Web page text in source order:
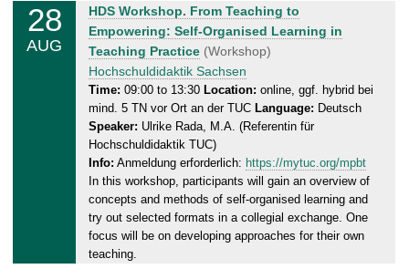
0
8
.
2
2
6
28
AUG
F
r
i
d
a
y
,
2
8
0
8
.
HDS Workshop. From Teaching to
Empowering: Self-Organised Learning in
Teaching Practice (Workshop)
Hochschuldidaktik Sachsen
Time: 09:00 to 13:30 Location: online, ggf. hybrid bei
mind. 5 TN vor Ort an der TUC Language: Deutsch
Speaker: Ulrike Rada, M.A. (Referentin für
Hochschuldidaktik TUC)
Info: Anmeldung erforderlich: https://mytuc.org/mpbt
In this workshop, participants will gain an overview of
concepts and methods of self-organised learning and
try out selected formats in a collegial exchange. One
focus will be on developing approaches for their own
teaching.